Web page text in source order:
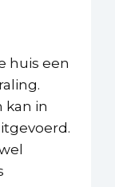
huis een
kan in